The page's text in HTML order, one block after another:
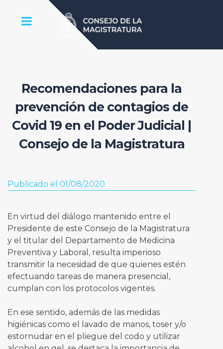
Recomendaciones para la
prevención de contagios de
Covid 19 en el Poder Judicial |
Consejo de la Magistratura
Publicado el 01/08/2020
En virtud del diálogo mantenido entre el
Presidente de este Consejo de la Magistratura
y el titular del Departamento de Medicina
Preventiva y Laboral, resulta imperioso
transmitir la necesidad de que quienes estén
efectuando tareas de manera presencial,
cumplan con los protocolos vigentes.
En ese sentido, además de las medidas
higiénicas como el lavado de manos, toser y/o
estornudar en el pliegue del codo y utilizar